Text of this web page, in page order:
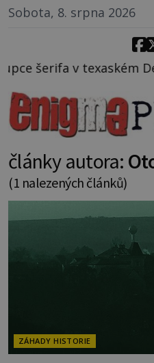
Sobota, 8. srpna 2026
DeWitt County
články autora:
(1 nalezených článků)
ZÁHADY HISTORIE